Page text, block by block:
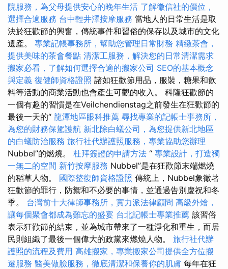
院服務，為父母提供安心的晚年生活 了解徵信社的價位，
選擇合適服務 台中輕井澤按摩服務 當地人的日常生活是取
決於狂歡節的興奮，傳統事件和習俗的保存以及城市的文化
遺產。 專業記帳事務所，幫助您管理日常財務 精緻茶會，
提供美味的茶會餐點 清潔工服務，解決您的日常清潔需求
搬家必看，了解如何選擇合適的搬家公司 SEO的基本概念
與定義 復健師資格證照 諸如狂歡節用品，服裝，糖果和飲
料等活動的商業活動也會產生可觀的收入。 科隆狂歡節的
一個有趣的習慣是在Veilchendienstag之前發生在狂歡節的
最後一天的“ 龍潭地區眼科推薦 尋找專業的記帳士事務所，
為您的財務保駕護航 新北除白蟻公司，為您提供新北地區
的白蟻防治服務 旅行社代辦護照服務，專業協助您辦理
Nubbel”的燃燒。 杜拜簽證的申請方法 “ 專業設計，打造獨
一無二的空間 新竹按摩服務 Nubbel”是在狂歡節末端燃燒
的稻草人物。 國際整復師資格證照 傳統上，Nubbel象徵著
狂歡節的罪行，防禦和不必要的事情，並通過告別慶祝和冬
季。 台灣前十大律師事務所，實力派法律顧問 高級外燴，
讓每個聚會都成為難忘的盛宴 台北記帳士專業推薦 該習俗
表示狂歡節的結束，並為城市帶來了一種淨化和重生，而居
民則組織了最後一個偉大的政黨來燃燒人物。 旅行社代辦
護照的流程及費用 高雄搬家，專業搬家公司提供全方位搬
遷服務 醫美做臉服務，徹底清潔和保養你的肌膚 每年在狂